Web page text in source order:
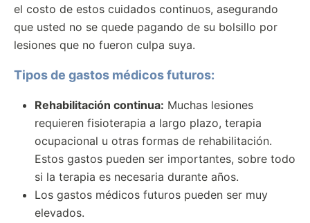
el costo de estos cuidados continuos, asegurando
que usted no se quede pagando de su bolsillo por
lesiones que no fueron culpa suya.
Tipos de gastos médicos futuros:
Rehabilitación continua: Muchas lesiones
requieren fisioterapia a largo plazo, terapia
ocupacional u otras formas de rehabilitación.
Estos gastos pueden ser importantes, sobre todo
si la terapia es necesaria durante años.
Los gastos médicos futuros pueden ser muy
elevados.